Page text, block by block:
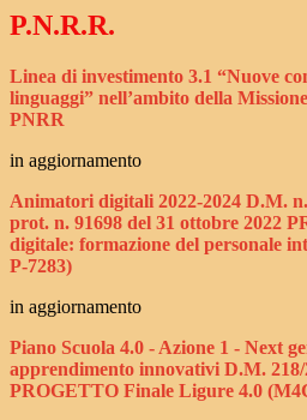
P.N.R.R.
Linea di investimento 3.1 “Nuove
linguaggi” nell’ambito della
PNRR
in aggiornamento
Animatori digitali 2022-2024 D.M.
prot. n. 91698 del 31 ottobre 2022
digitale: formazione del personale
P-7283)
in aggiornamento
Piano Scuola 4.0 - Azione 1 - Next
apprendimento innovativi D.M. 218/
PROGETTO Finale Ligure 4.0 (